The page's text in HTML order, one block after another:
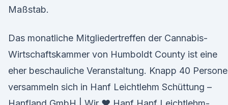
Maßstab.
Das monatliche Mitgliedertreffen der Cannabis-
Wirtschaftskammer von Humboldt County ist eine
eher beschauliche Veranstaltung. Knapp 40
versammeln sich in Hanf Leichtlehm Schüttung –